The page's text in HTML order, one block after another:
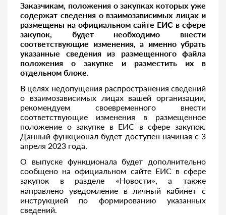
Заказчикам, положения о закупках которых уже
содержат сведения о взаимозависимых лицах и
размещены на официальном сайте ЕИС в сфере
закупок, будет необходимо внести
соответствующие изменения, а именно убрать
указанные сведения из размещенного файла
положения о закупке и разместить их в
отдельном блоке.
В целях недопущения распространения сведений
о взаимозависимых лицах вашей организации,
рекомендуем своевременного внести
соответствующие изменения в размещенное
положение о закупке в ЕИС в сфере закупок.
Данный функционал будет доступен начиная с 3
апреля 2023 года.
О выпуске функционала будет дополнительно
сообщено на официальном сайте ЕИС в сфере
закупок в разделе «Новости», а также
направлено уведомление в личный кабинет с
инструкцией по формированию указанных
сведений.